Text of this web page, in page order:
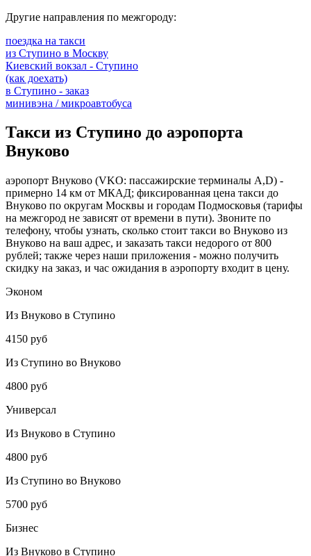
Другие направления по межгороду:
поездка на такси
из Ступино в Москву
Киевский вокзал - Ступино
(как доехать)
в Ступино - заказ
минивэна / микроавтобуса
Такси из Ступино до аэропорта
Внуково
аэропорт Внуково (VKO: пассажирские терминалы A,D) -
примерно 14 км от МКАД; фиксированная цена такси до
Внуково по округам Москвы и городам Подмосковья (тарифы
на межгород не зависят от времени в пути). Звоните по
телефону, чтобы узнать, сколько стоит такси во Внуково из
Внуково на ваш адрес, и заказать такси недорого от 800
рублей; также через наши приложения - можно получить
скидку на заказ, и час ожидания в аэропорту входит в цену.
Эконом
Из Внуково в Ступино
4150 руб
Из Ступино во Внуково
4800 руб
Универсал
Из Внуково в Ступино
4800 руб
Из Ступино во Внуково
5700 руб
Бизнес
Из Внуково в Ступино